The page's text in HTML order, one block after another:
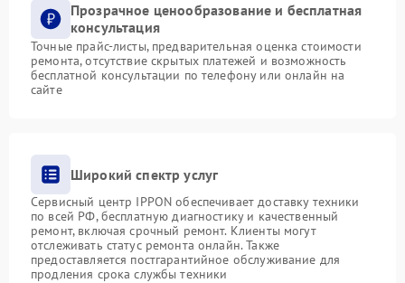
Прозрачное ценообразование и бесплатная
консультация
Точные прайс-листы, предварительная оценка стоимости
ремонта, отсутствие скрытых платежей и возможность
бесплатной консультации по телефону или онлайн на
сайте
Широкий спектр услуг
Сервисный центр IPPON обеспечивает доставку техники
по всей РФ, бесплатную диагностику и качественный
ремонт, включая срочный ремонт. Клиенты могут
отслеживать статус ремонта онлайн. Также
предоставляется постгарантийное обслуживание для
продления срока службы техники